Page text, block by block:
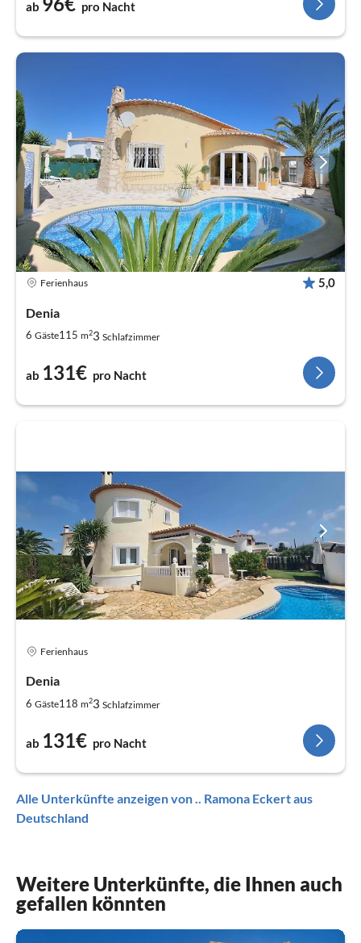
ab pro Nacht
Ferienhaus 5,0
Denia
6 Gäste115 m23 Schlafzimmer
ab 131€ pro Nacht
Ferienhaus
Denia
6 Gäste118 m23 Schlafzimmer
ab 131€ pro Nacht
Alle Unterkünfte anzeigen von .. Ramona Eckert aus
Deutschland
Weitere Unterkünfte, die Ihnen auch
gefallen könnten